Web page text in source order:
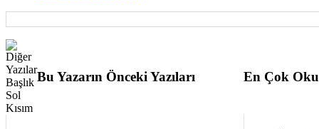
Bu Yazarın Önceki Yazıları En Çok